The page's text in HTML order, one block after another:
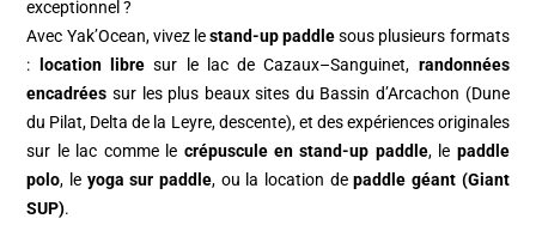
exceptionnel ?
Avec Yak’Ocean, vivez lestand-up paddlesous plusieurs formats
:
location libresur le lac de Cazaux–Sanguinet, randonnées
encadrées sur les plus beaux sites du Bassin d’Arcachon (Dune
du Pilat, Delta de la Leyre, descente), et des expériences originales
sur le lac comme le crépuscule en stand-up paddle, le paddle
polo, le yoga sur paddle, ou la location depaddle géant (Giant
SUP).